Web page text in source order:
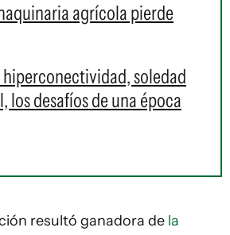
agrícola pierde
hiperconectividad, soledad
los desafíos de una época
resultó ganadora de la